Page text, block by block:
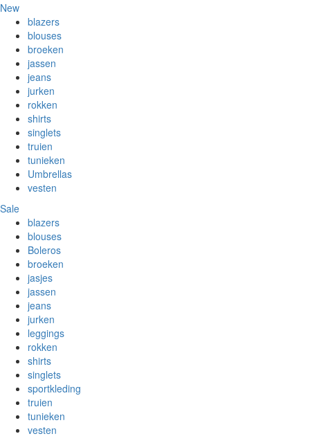
New
blazers
blouses
broeken
jassen
jeans
jurken
rokken
shirts
singlets
truien
tunieken
Umbrellas
vesten
Sale
blazers
blouses
Boleros
broeken
jasjes
jassen
jeans
jurken
leggings
rokken
shirts
singlets
sportkleding
truien
tunieken
vesten